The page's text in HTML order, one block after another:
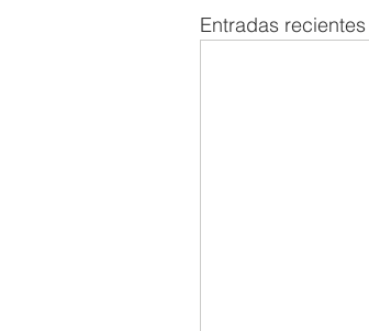
Entradas recientes